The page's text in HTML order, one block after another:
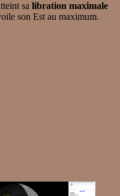
sa libration maximale
son Est au maximum.